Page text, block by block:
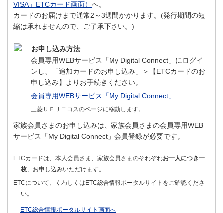
VISA」ETCカード画面） へ。
カードのお届けまで通常2～3週間かかります。(発行期間の短
縮は承れませんので、ご了承下さい。)
お申し込み方法
会員専用WEBサービス「My Digital Connect」にログイ
ンし、「追加カードのお申し込み」＞【ETCカードのお
申し込み】よりお手続きください。
会員専用WEBサービス「My Digital Connect」
三菱ＵＦＪニコスのページに移動します。
家族会員さまのお申し込みは、家族会員さまの会員専用WEB
サービス「My Digital Connect」会員登録が必要です。
ETCカードは、本人会員さま、家族会員さまのそれぞれお一人につき一
枚 、お申し込みいただけます。
ETCについて、くわしくはETC総合情報ポータルサイトをご確認くださ
い。
ETC総合情報ポータルサイト画面へ